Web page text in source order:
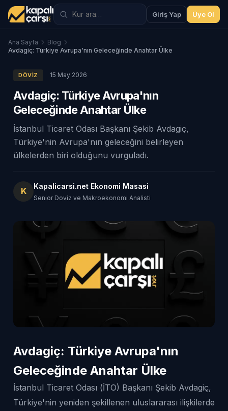
Giriş Yap Üye Ol
Ana Sayfa
Blog
Avdagiç: Türkiye Avrupa'nın Geleceğinde Anahtar Ülke
DÖVIZ 15 May 2026
Avdagiç: Türkiye Avrupa'nın
Geleceğinde Anahtar Ülke
İstanbul Ticaret Odası Başkanı Şekib Avdagiç,
Türkiye'nin Avrupa'nın geleceğini belirleyen
ülkelerden biri olduğunu vurguladı.
K Kapalicarsi.net Ekonomi Masasi
Senior Doviz ve Makroekonomi Analisti
Avdagiç: Türkiye Avrupa'nın
Geleceğinde Anahtar Ülke
İstanbul Ticaret Odası (İTO) Başkanı Şekib Avdagiç,
Türkiye'nin yeniden şekillenen uluslararası ilişkilerde